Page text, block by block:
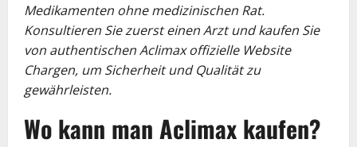
Medikamenten ohne medizinischen Rat.
Konsultieren Sie zuerst einen Arzt und kaufen Sie
von authentischen Aclimax offizielle Website
Chargen, um Sicherheit und Qualität zu
gewährleisten.
Wo kann man Aclimax kaufen?